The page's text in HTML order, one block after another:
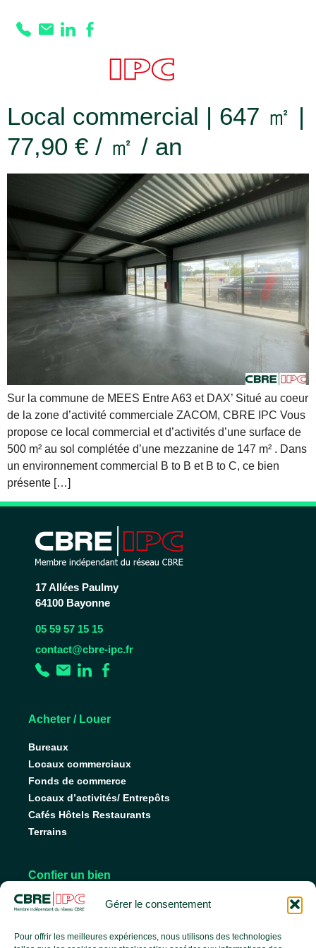
Gérer le consentement
Pour offrir les meilleures expériences, nous utilisons des technologies
Prestation :
béton réalisée
Local commercial | 647 ㎡ |
77,90 € / ㎡ / an
Sur la commune de MEES Entre A63 et DAX’ Situé au coeur
de la zone d’activité commerciale ZACOM, CBRE IPC Vous
propose ce local commercial et d’activités d’une surface de
500 m² au sol complétée d’une mezzanine de 147 m² . Dans
un environnement commercial B to B et B to C, ce bien
présente […]
17 Allées Paulmy
64100 Bayonne
05 59 57 15 15
contact@cbre-ipc.fr
Acheter / Louer
Bureaux
Locaux commerciaux
Fonds de commerce
Locaux d’activités/ Entrepôts
Cafés Hôtels Restaurants
Terrains
Confier un bien
Nos conseils pour vendre
Faire gérer son bien